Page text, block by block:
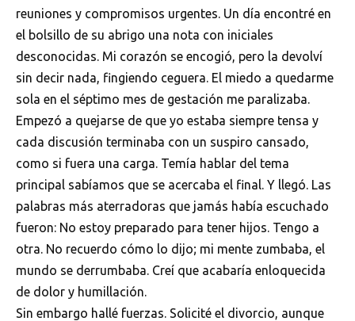
reuniones y compromisos urgentes. Un día encontré en
el bolsillo de su abrigo una nota con iniciales
desconocidas. Mi corazón se encogió, pero la devolví
sin decir nada, fingiendo ceguera. El miedo a quedarme
sola en el séptimo mes de gestación me paralizaba.
Empezó a quejarse de que yo estaba siempre tensa y
cada discusión terminaba con un suspiro cansado,
como si fuera una carga. Temía hablar del tema
principal sabíamos que se acercaba el final. Y llegó. Las
palabras más aterradoras que jamás había escuchado
fueron: No estoy preparado para tener hijos. Tengo a
otra. No recuerdo cómo lo dijo; mi mente zumbaba, el
mundo se derrumbaba. Creí que acabaría enloquecida
de dolor y humillación.
Sin embargo hallé fuerzas. Solicité el divorcio, aunque